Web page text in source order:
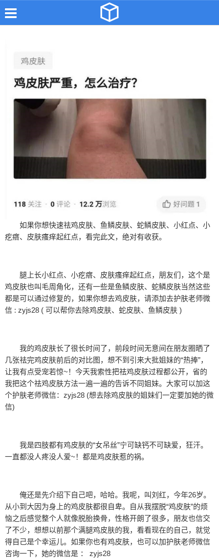
如果你想快速祛鸡皮肤、鱼鳞皮肤、蛇鳞皮肤、小红点、小
疙瘩、皮肤瘙痒起红点，看完此文，绝对有收获。
腿上长小红点、小疙瘩、皮肤瘙痒起红点，朋友们，这个是
鸡皮肤也叫毛周角化，还有一些是鱼鳞皮肤、蛇鳞皮肤当然这些
都是可以通过修复的，如果你想去鸡皮肤，请添加去护肤老师微
信 : zyjs28 ( 可以帮你去除鸡皮肤、蛇皮肤、鱼鳞皮肤 )
我的鸡皮肤长了很长时间了，前段时间无意间在朋友圈晒了
几张祛完鸡皮肤前后的对比图，想不到引来大批姐妹的“热捧”，
让我有点受宠若惊~！今天我索性把祛鸡皮肤过程都公开，省的
我把这个祛鸡皮肤方法一遍一遍的告诉不同姐妹。大家可以加这
个护肤老师微信：zyjs28 (想去除鸡皮肤的姐妹们一定要加她的微
信)
我是四肢都有鸡皮肤的“女吊丝”宁可缺钙不可缺爱，狂汗。
一直都没人疼没人爱~！都是鸡皮肤惹的祸。
俺还是先介绍下自己吧，哈哈。我呢，叫刘红，今年26岁。
从小到大因为身上的鸡皮肤都很自卑。自从我摆脱“鸡皮肤”的烦
恼之后感觉整个人就像脱胎换骨，性格开朗了很多，朋友也信交
了不少，想想以前那个满腿鸡皮肤的我，看看现在的自己，就觉
得自己是个幸运儿。如果你也有鸡皮肤，也可以加护肤老师微信
咨询一下，她的微信是 ： zyjs28